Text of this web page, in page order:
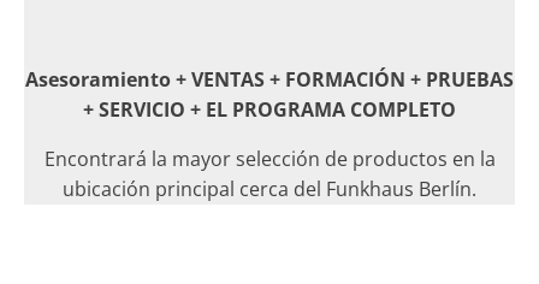
Asesoramiento + VENTAS + FORMACIÓN + PRUEBAS
+ SERVICIO + EL PROGRAMA COMPLETO
Encontrará la mayor selección de productos en la
ubicación principal cerca del Funkhaus Berlín.